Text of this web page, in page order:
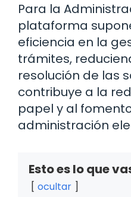
Para la
plataforma
eficiencia en la
trámites,
resolución de las
contribuye a la
papel y al
administración
Esto es lo que
ocultar